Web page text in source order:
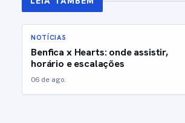
NOTÍCIAS
Benfica x Hearts: onde assistir,
horário e escalações
06 de ago.